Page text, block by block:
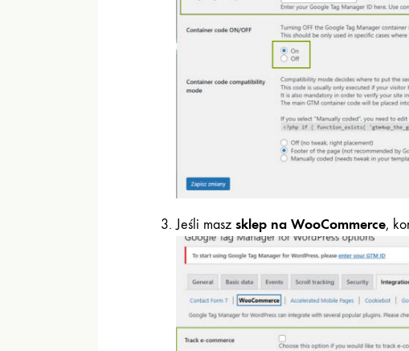
Jeśli masz sklep na WooCommerce,